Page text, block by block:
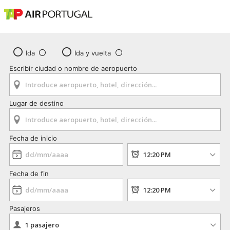
Ida
Ida y vuelta
Escribir ciudad o nombre de aeropuerto
Lugar de destino
Fecha de inicio
Fecha de fin
Pasajeros